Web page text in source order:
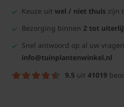
Keuze uit wel / niet thuis zijn
Bezorging binnen 2 tot
Snel antwoord op al uw
info@tuinplantenwinkel.nl
9.5 uit 41019